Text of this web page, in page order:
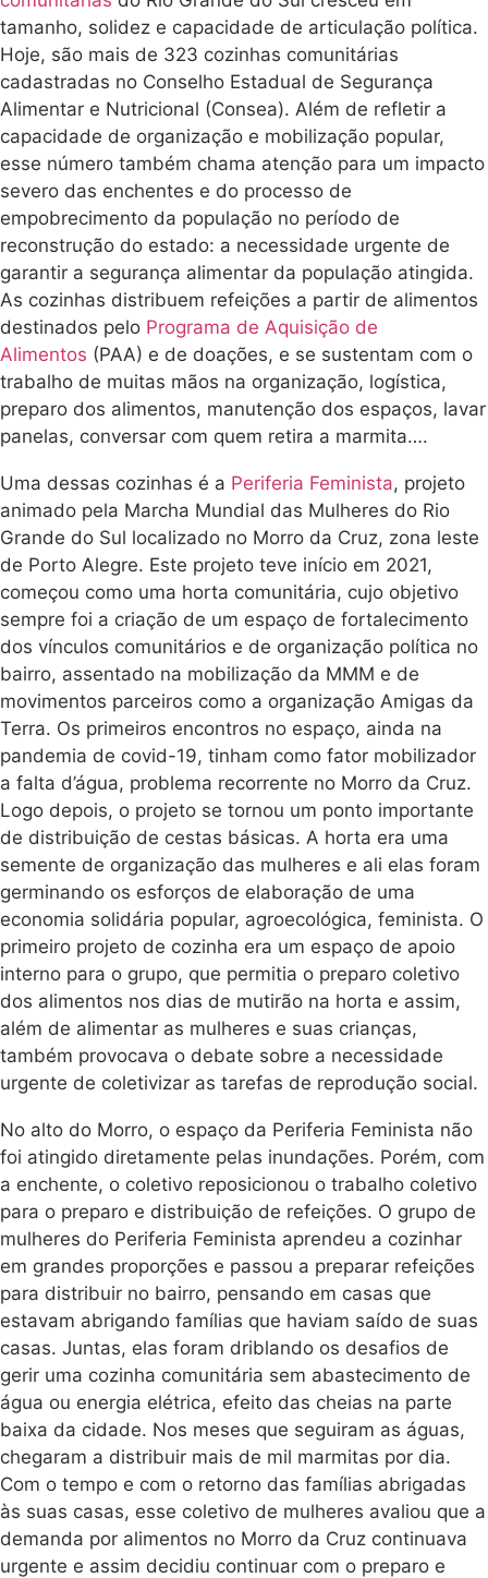
tamanho, solidez e capacidade de articulação política.
Hoje, são mais de 323 cozinhas comunitárias
cadastradas no Conselho Estadual de Segurança
Alimentar e Nutricional (Consea). Além de refletir a
capacidade de organização e mobilização popular,
esse número também chama atenção para um impacto
severo das enchentes e do processo de
empobrecimento da população no período de
reconstrução do estado: a necessidade urgente de
garantir a segurança alimentar da população atingida.
As cozinhas distribuem refeições a partir de alimentos
destinados pelo Programa de Aquisição de
Alimentos (PAA) e de doações, e se sustentam com o
trabalho de muitas mãos na organização, logística,
preparo dos alimentos, manutenção dos espaços, lavar
panelas, conversar com quem retira a marmita….
Uma dessas cozinhas é a Periferia Feminista, projeto
animado pela Marcha Mundial das Mulheres do Rio
Grande do Sul localizado no Morro da Cruz, zona leste
de Porto Alegre. Este projeto teve início em 2021,
começou como uma horta comunitária, cujo objetivo
sempre foi a criação de um espaço de fortalecimento
dos vínculos comunitários e de organização política no
bairro, assentado na mobilização da MMM e de
movimentos parceiros como a organização Amigas da
Terra. Os primeiros encontros no espaço, ainda na
pandemia de covid-19, tinham como fator mobilizador
a falta d’água, problema recorrente no Morro da Cruz.
Logo depois, o projeto se tornou um ponto importante
de distribuição de cestas básicas. A horta era uma
semente de organização das mulheres e ali elas foram
germinando os esforços de elaboração de uma
economia solidária popular, agroecológica, feminista. O
primeiro projeto de cozinha era um espaço de apoio
interno para o grupo, que permitia o preparo coletivo
dos alimentos nos dias de mutirão na horta e assim,
além de alimentar as mulheres e suas crianças,
também provocava o debate sobre a necessidade
urgente de coletivizar as tarefas de reprodução social.
No alto do Morro, o espaço da Periferia Feminista não
foi atingido diretamente pelas inundações. Porém, com
a enchente, o coletivo reposicionou o trabalho coletivo
para o preparo e distribuição de refeições. O grupo de
mulheres do Periferia Feminista aprendeu a cozinhar
em grandes proporções e passou a preparar refeições
para distribuir no bairro, pensando em casas que
estavam abrigando famílias que haviam saído de suas
casas. Juntas, elas foram driblando os desafios de
gerir uma cozinha comunitária sem abastecimento de
água ou energia elétrica, efeito das cheias na parte
baixa da cidade. Nos meses que seguiram as águas,
chegaram a distribuir mais de mil marmitas por dia.
Com o tempo e com o retorno das famílias abrigadas
às suas casas, esse coletivo de mulheres avaliou que a
demanda por alimentos no Morro da Cruz continuava
urgente e assim decidiu continuar com o preparo e